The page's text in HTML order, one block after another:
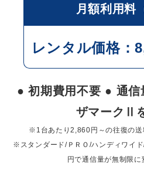
月額利用料
レンタル価格：
● 初期費用不要 ● 通信
ザマークⅡ
※1台あたり2,860円～の往復の送
※スタンダード/ＰＲＯ/ハンディワイ
円で通信量が無制限に